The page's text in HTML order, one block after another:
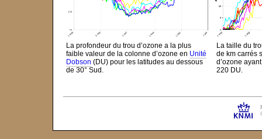
La profondeur du trou d’ozone a la plus
faible valeur de la colonne d’ozone en Unité
Dobson (DU) pour les latitudes au dessous
de 30° Sud.
La taille du
de km carrés
d’ozone
220 DU.